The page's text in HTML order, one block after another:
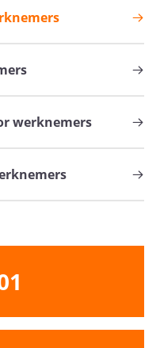
werknemers